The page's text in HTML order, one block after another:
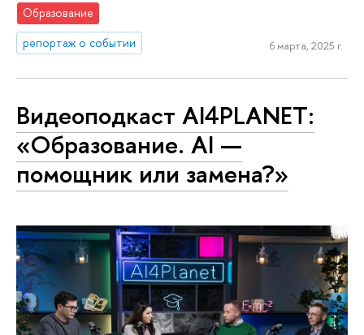
Образование
репортаж о событии
6 марта, 2025 г.
Видеоподкаст AI4PLANET:
«Образование. AI —
помощник или замена?»